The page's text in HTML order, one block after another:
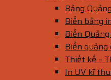
Bảng
Biển bảng
Biển
Biển quảng
Thiết kế –
In UV kĩ